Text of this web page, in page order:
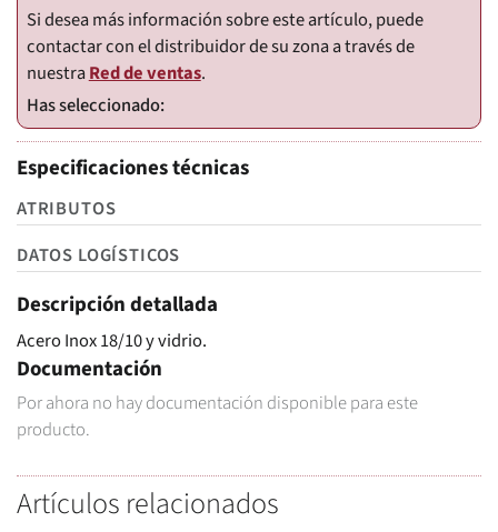
Si desea más información sobre este artículo, puede
contactar con el distribuidor de su zona a través de
nuestraRed de ventas.
Especificaciones técnicas
ATRIBUTOS
DATOS LOGÍSTICOS
Descripción detallada
Acero Inox 18/10 y vidrio.
Documentación
Por ahora no hay documentación disponible para este
producto.
Artículos relacionados